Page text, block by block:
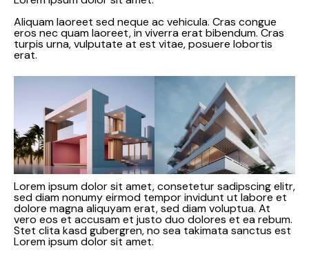
Aliquam laoreet sed neque ac vehicula. Cras congue
eros nec quam laoreet, in viverra erat bibendum. Cras
turpis urna, vulputate at est vitae, posuere lobortis
erat.
Lorem ipsum dolor sit amet, consetetur sadipscing elitr,
sed diam nonumy eirmod tempor invidunt ut labore et
dolore magna aliquyam erat, sed diam voluptua. At
vero eos et accusam et justo duo dolores et ea rebum.
Stet clita kasd gubergren, no sea takimata sanctus est
Lorem ipsum dolor sit amet.